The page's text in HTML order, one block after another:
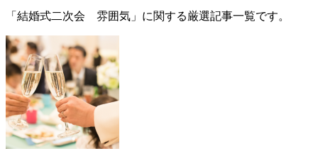
「結婚式二次会 雰囲気」に関する厳選記事一覧です。